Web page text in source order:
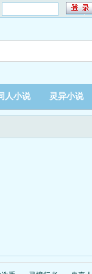
人小说 灵异小说